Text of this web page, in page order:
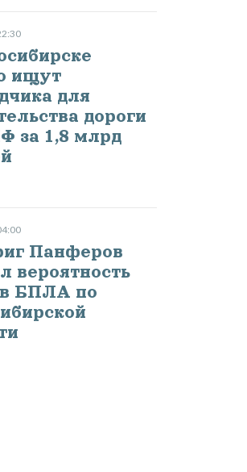
ищут
для
дороги
за 1,8 млрд
Панферов
вероятность
БПЛА по